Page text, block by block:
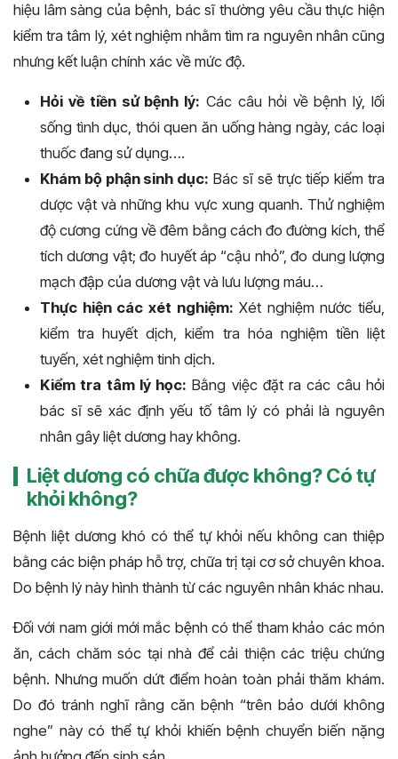
hiệu lâm sàng của bệnh, bác sĩ thường yêu cầu thực hiện
kiểm tra tâm lý, xét nghiệm nhằm tìm ra nguyên nhân cũng
nhưng kết luận chính xác về mức độ.
Hỏi về tiền sử bệnh lý: Các câu hỏi về bệnh lý, lối
sống tình dục, thói quen ăn uống hàng ngày, các loại
thuốc đang sử dụng….
Khám bộ phận sinh dục: Bác sĩ sẽ trực tiếp kiểm tra
dược vật và những khu vực xung quanh. Thử nghiệm
độ cương cứng về đêm bằng cách đo đường kích, thể
tích dương vật; đo huyết áp “cậu nhỏ”, đo dung lượng
mạch đập của dương vật và lưu lượng máu…
Thực hiện các xét nghiệm: Xét nghiệm nước tiểu,
kiểm tra huyết dịch, kiểm tra hóa nghiệm tiền liệt
tuyến, xét nghiệm tinh dịch.
Kiểm tra tâm lý học: Bằng việc đặt ra các câu hỏi
bác sĩ sẽ xác định yếu tố tâm lý có phải là nguyên
nhân gây liệt dương hay không.
Liệt dương có chữa được không? Có tự
khỏi không?
Bệnh liệt dương khó có thể tự khỏi nếu không can thiệp
bằng các biện pháp hỗ trợ, chữa trị tại cơ sở chuyên khoa.
Do bệnh lý này hình thành từ các nguyên nhân khác nhau.
Đối với nam giới mới mắc bệnh có thể tham khảo các món
ăn, cách chăm sóc tại nhà để cải thiện các triệu chứng
bệnh. Nhưng muốn dứt điểm hoàn toàn phải thăm khám.
Do đó tránh nghĩ rằng căn bệnh “trên bảo dưới không
nghe” này có thể tự khỏi khiến bệnh chuyển biến nặng